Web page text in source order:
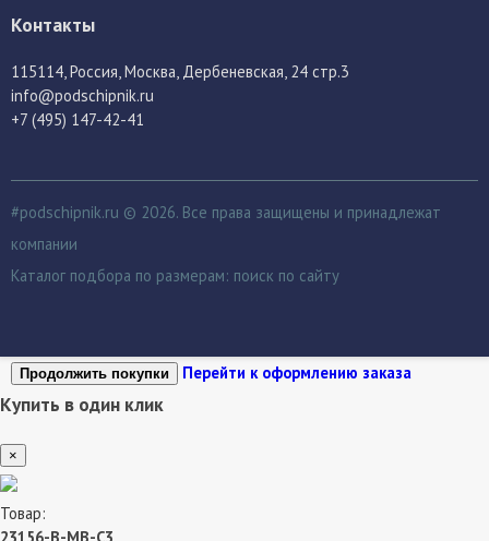
Контакты
115114 , Россия, Москва, Дербеневская, 24 стр.3
info@podschipnik.ru
+7 (495) 147-42-41
#podschipnik.ru © 2026. Все права защищены и принадлежат
компании
Каталог подбора по размерам: поиск по сайту
Продолжить покупки Перейти к оформлению заказа
Купить в один клик
×
Товар: